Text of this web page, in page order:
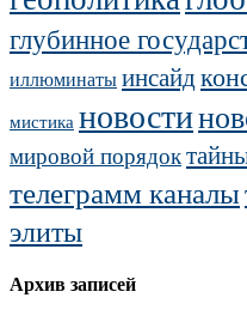
глубинное
иллюминатыинсайд
мистика новости
мировой порядок
телеграмм каналы
элиты
Архив записей